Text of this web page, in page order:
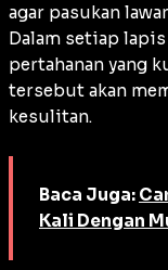
agar pasukan
Dalam setiap
pertahanan yang
tersebut akan
kesulitan.
Baca Juga:
Kali Dengan